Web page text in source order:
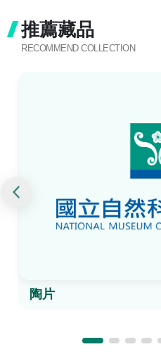
推薦藏品
RECOMMEND COLLECTION
陶片